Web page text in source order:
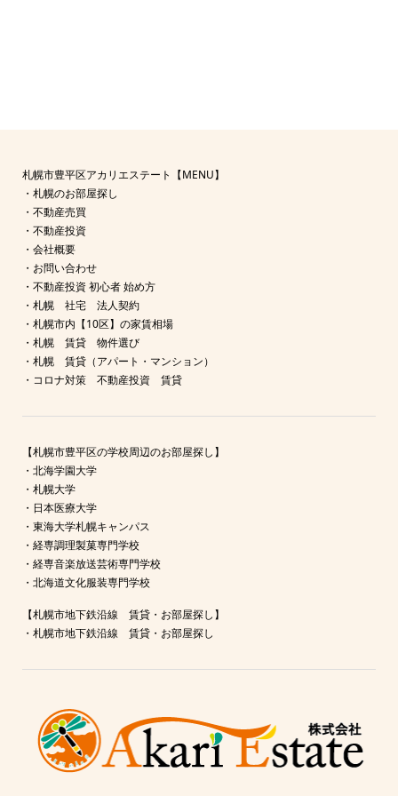
札幌市豊平区アカリエステート【MENU】
・ 札幌のお部屋探し
・ 不動産売買
・ 不動産投資
・ 会社概要
・ お問い合わせ
・ 不動産投資 初心者 始め方
・ 札幌 社宅 法人契約
・ 札幌市内【10区】の家賃相場
・ 札幌 賃貸 物件選び
・ 札幌 賃貸（アパート・マンション）
・ コロナ対策 不動産投資 賃貸
【札幌市豊平区の学校周辺のお部屋探し】
・ 北海学園大学
・ 札幌大学
・ 日本医療大学
・ 東海大学札幌キャンパス
・ 経専調理製菓専門学校
・ 経専音楽放送芸術専門学校
・ 北海道文化服装専門学校
【札幌市地下鉄沿線 賃貸・お部屋探し】
・ 札幌市地下鉄沿線 賃貸・お部屋探し